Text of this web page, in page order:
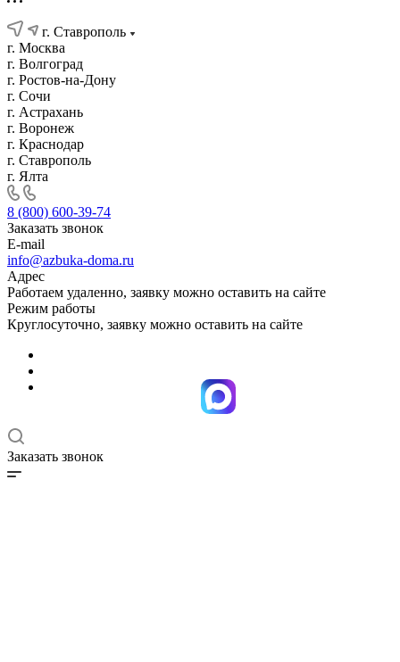
г. Ставрополь
г. Москва
г. Волгоград
г. Ростов-на-Дону
г. Сочи
г. Астрахань
г. Воронеж
г. Краснодар
г. Ставрополь
г. Ялта
8 (800) 600-39-74
Заказать звонок
E-mail
info@azbuka-doma.ru
Адрес
Работаем удаленно, заявку можно оставить на сайте
Режим работы
Круглосуточно, заявку можно оставить на сайте
Заказать звонок